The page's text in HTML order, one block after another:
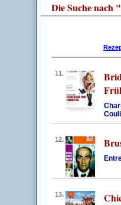
Die Suche nach
11.
12.
13.